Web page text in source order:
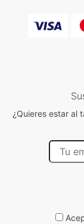
¿Quieres estar al